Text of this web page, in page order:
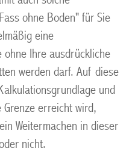
ohne Boden" für Sie
eine
Ihre ausdrückliche
werden darf. Auf diese
und
erreicht wird,
Weitermachen in dieser
nicht.